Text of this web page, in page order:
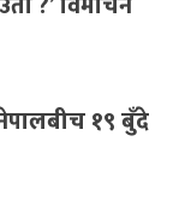
१९ बुँदे